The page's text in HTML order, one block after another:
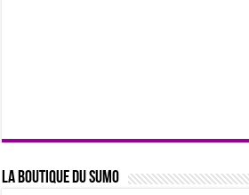
La boutique du sumo